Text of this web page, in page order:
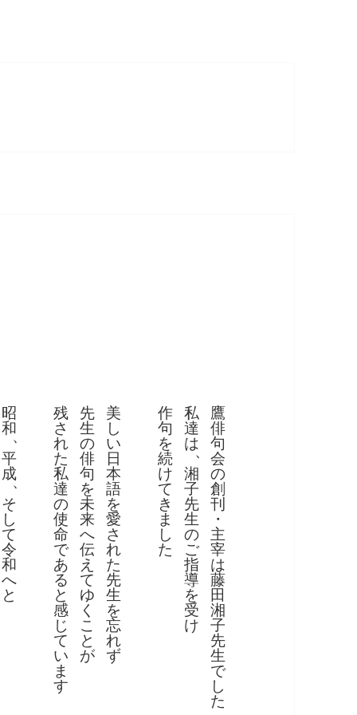
鷹
俳
句
会
の
創
刊
・
主
宰
は
藤
田
湘
子
先
生
で
し
た
私
達
は、
湘
子
先
生
の
ご
指
導
を
受
け
作
句
を
続
け
て
き
ま
し
た
美
し
い
日
本
語
を
愛
さ
れ
た
先
生
を
忘
れ
ず
先
生
の
俳
句
を
未
来
へ
伝
え
て
ゆ
く
こ
と
が
残
さ
れ
た
私
達
の
使
命
で
あ
る
と
感
じ
て
い
ま
す
昭
和、
平
成、
そ
し
て
令
和
へ
と